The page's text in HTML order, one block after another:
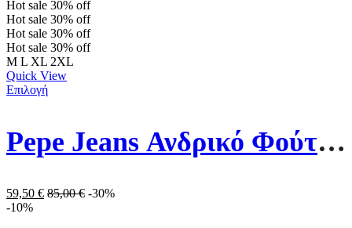
Hot sale 30% off
Hot sale 30% off
Hot sale 30% off
Hot sale 30% off
M L XL 2XL
Quick View
Επιλογή
Pepe Jeans Ανδρικό Φούτερ Με Κουκούλα PM582521-594 Γκρι
59,50 € 85,00€ -30%
-10%